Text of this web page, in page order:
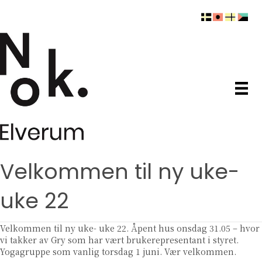
Velkommen til ny uke-
uke 22
Velkommen til ny uke- uke 22. Åpent hus onsdag 31.05 – hvor
vi takker av Gry som har vært brukerepresentant i styret.
Yogagruppe som vanlig torsdag 1 juni. Vær velkommen.